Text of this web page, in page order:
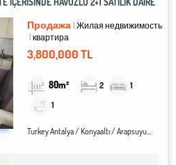
Продажа Жилая недвижимость
квартира
3,800,000 TL
80m² 2
1
1
Turkey Antalya / Konyaaltı/ Arapsuyu